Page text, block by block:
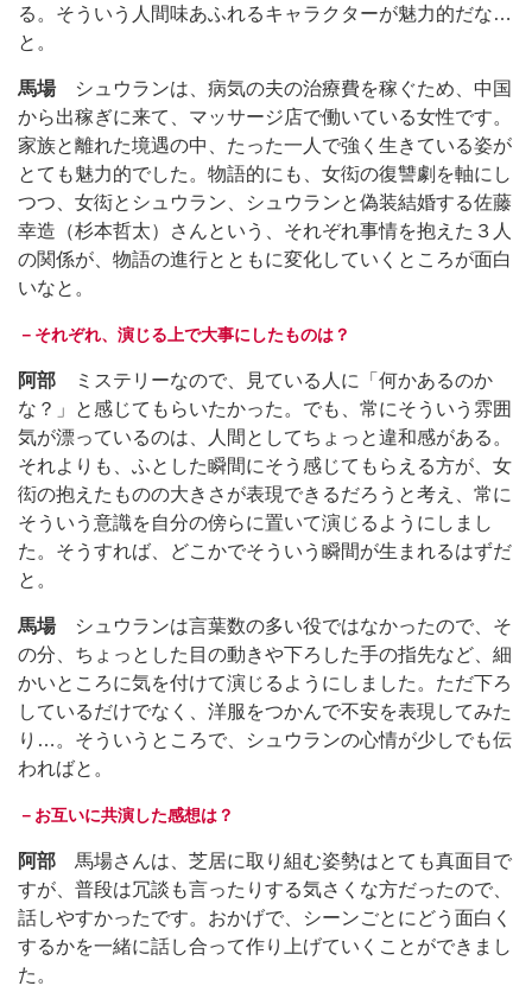
る。そういう人間味あふれるキャラクターが魅力的だな…
と。
馬場 シュウランは、病気の夫の治療費を稼ぐため、中国
から出稼ぎに来て、マッサージ店で働いている女性です。
家族と離れた境遇の中、たった一人で強く生きている姿が
とても魅力的でした。物語的にも、女衒の復讐劇を軸にし
つつ、女衒とシュウラン、シュウランと偽装結婚する佐藤
幸造（杉本哲太）さんという、それぞれ事情を抱えた３人
の関係が、物語の進行とともに変化していくところが面白
いなと。
－それぞれ、演じる上で大事にしたものは？
阿部 ミステリーなので、見ている人に「何かあるのか
な？」と感じてもらいたかった。でも、常にそういう雰囲
気が漂っているのは、人間としてちょっと違和感がある。
それよりも、ふとした瞬間にそう感じてもらえる方が、女
衒の抱えたものの大きさが表現できるだろうと考え、常に
そういう意識を自分の傍らに置いて演じるようにしまし
た。そうすれば、どこかでそういう瞬間が生まれるはずだ
と。
馬場 シュウランは言葉数の多い役ではなかったので、そ
の分、ちょっとした目の動きや下ろした手の指先など、細
かいところに気を付けて演じるようにしました。ただ下ろ
しているだけでなく、洋服をつかんで不安を表現してみた
り…。そういうところで、シュウランの心情が少しでも伝
わればと。
－お互いに共演した感想は？
阿部 馬場さんは、芝居に取り組む姿勢はとても真面目で
すが、普段は冗談も言ったりする気さくな方だったので、
話しやすかったです。おかげで、シーンごとにどう面白く
するかを一緒に話し合って作り上げていくことができまし
た。